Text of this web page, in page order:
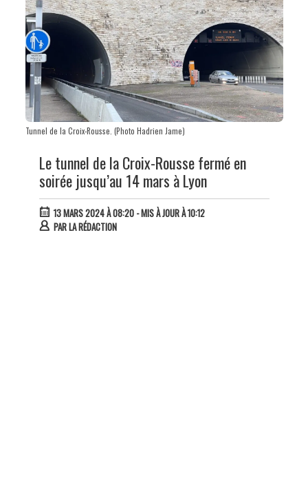
Tunnel de la Croix-Rousse. (Photo Hadrien Jame)
Le tunnel de la Croix-Rousse fermé en
soirée jusqu’au 14 mars à Lyon
13 MARS 2024 À 08:20- MIS À JOUR À 10:12
PARLA RÉDACTION